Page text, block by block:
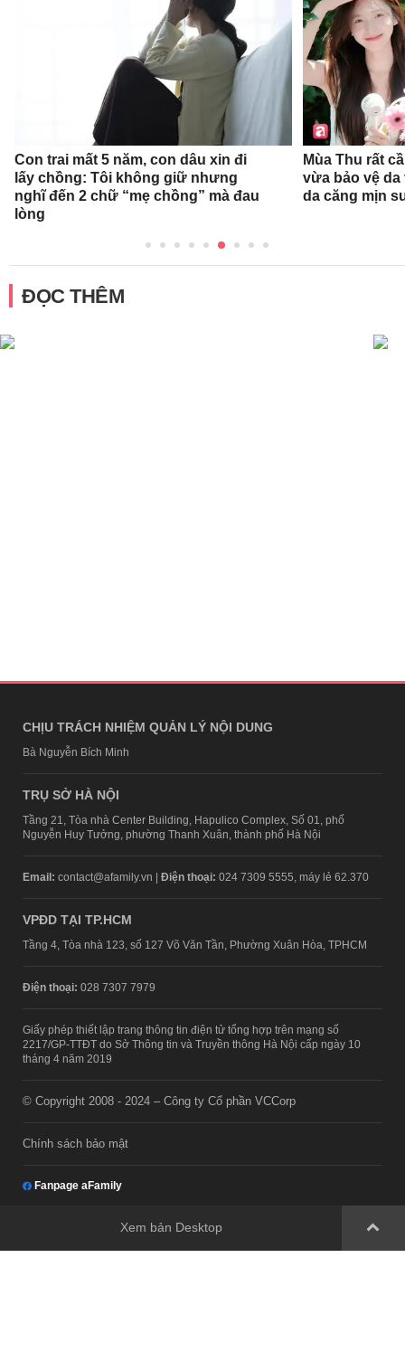
Con trai mất 5 năm, con dâu xin đi
lấy chồng: Tôi không giữ nhưng
nghĩ đến 2 chữ “mẹ chồng” mà đau
lòng
Mùa Thu rất
vừa bảo vệ
da căng mịn
ĐỌC THÊM
CHỊU TRÁCH NHIỆM QUẢN LÝ NỘI DUNG
TRỤ SỞ HÀ NỘI
Tầng 21, Tòa nhà Center Building, Hapulico Complex, Số 01, phố
VPĐD TẠI TP.HCM
Giấy phép thiết lập trang thông tin điện tử tổng hợp trên mạng số
2217/GP-TTĐT do Sở Thông tin và Truyền thông Hà Nội cấp ngày 10